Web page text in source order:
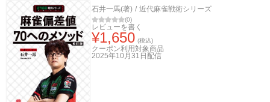
石井一馬(著) / 近代麻雀戦術シリーズ
(0)
レビューを書く
¥1,650 (税込)
クーポン利用対象商品
2025年10月31日 配信